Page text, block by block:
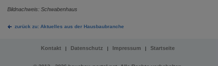
Bildnachweis: Schwabenhaus
zurück zu: Aktuelles aus der Hausbaubranche
Kontakt | Datenschutz | Impressum | Startseite